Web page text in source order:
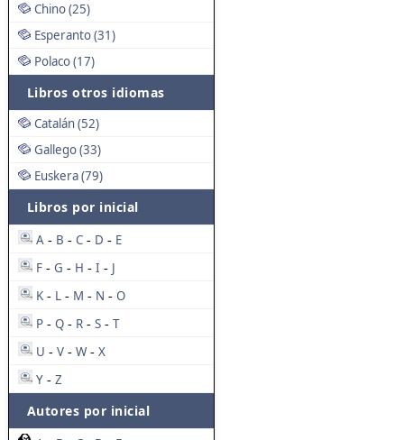
Chino (25)
Esperanto (31)
Polaco (17)
Libros otros idiomas
Catalán (52)
Gallego (33)
Euskera (79)
Libros por inicial
A - B - C - D - E
F - G - H - I - J
K - L - M - N - O
P - Q - R - S - T
U - V - W - X
Y - Z
Autores por inicial